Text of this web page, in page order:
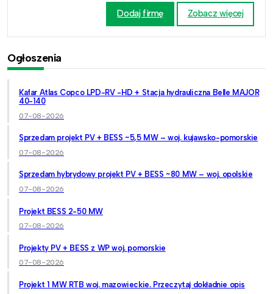
Dodaj firmę Zobacz więcej
Ogłoszenia
Kafar Atlas Copco LPD-RV -HD + Stacja hydrauliczna Belle MAJOR
40-140
07-08-2026
Sprzedam projekt PV + BESS ~5,5 MW – woj. kujawsko-pomorskie
07-08-2026
Sprzedam hybrydowy projekt PV + BESS ~80 MW – woj. opolskie
07-08-2026
Projekt BESS 2-50 MW
07-08-2026
Projekty PV + BESS z WP woj. pomorskie
07-08-2026
Projekt 1 MW RTB woj. mazowieckie. Przeczytaj dokładnie opis